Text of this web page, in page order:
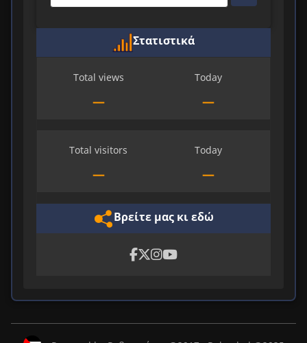
Στατιστικά
Total views
—
Today
—
Total visitors
—
Today
—
Βρείτε μας κι εδώ